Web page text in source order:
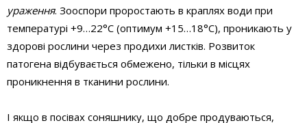
ураження. Зооспори проростають в краплях води при
температурі +9…22°С (оптимум +15…18°С), проникають у
здорові рослини через продихи листків. Розвиток
патогена відбувається обмежено, тільки в місцях
проникнення в тканини рослини.
І якщо в посівах соняшнику, що добре продуваються,